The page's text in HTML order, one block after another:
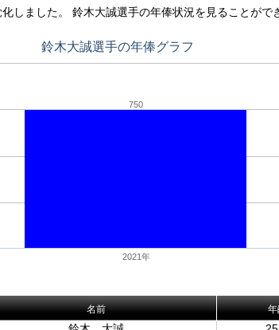
しました。 鈴木大誠選手の年俸状況を見ることがで
鈴木大誠選手の年俸グラフ
750
2021年
名前